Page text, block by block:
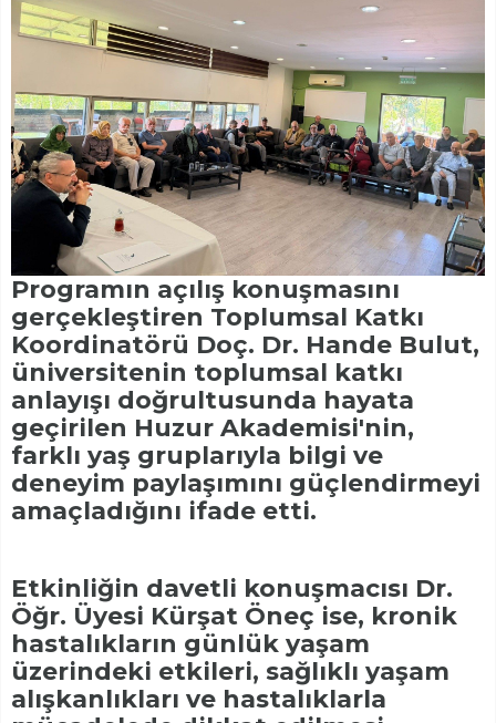
Programın açılış konuşmasını
gerçekleştiren Toplumsal Katkı
Koordinatörü Doç. Dr. Hande Bulut,
üniversitenin toplumsal katkı
anlayışı doğrultusunda hayata
geçirilen Huzur Akademisi'nin,
farklı yaş gruplarıyla bilgi ve
deneyim paylaşımını güçlendirmeyi
amaçladığını ifade etti.
Etkinliğin davetli konuşmacısı Dr.
Öğr. Üyesi Kürşat Öneç ise, kronik
hastalıkların günlük yaşam
üzerindeki etkileri, sağlıklı yaşam
alışkanlıkları ve hastalıklarla